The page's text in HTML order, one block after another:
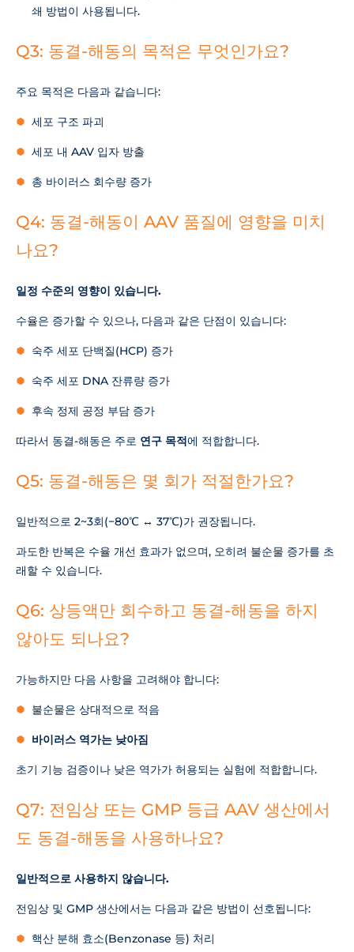
쇄 방법이 사용됩니다.
Q3: 동결-해동의 목적은 무엇인가요?
주요 목적은 다음과 같습니다:
세포 구조 파괴
세포 내 AAV 입자 방출
총 바이러스 회수량 증가
Q4: 동결-해동이 AAV 품질에 영향을 미치
나요?
일정 수준의 영향이 있습니다.
수율은 증가할 수 있으나, 다음과 같은 단점이 있습니다:
숙주 세포 단백질(HCP) 증가
숙주 세포 DNA 잔류량 증가
후속 정제 공정 부담 증가
따라서 동결-해동은 주로 연구 목적에 적합합니다.
Q5: 동결-해동은 몇 회가 적절한가요?
일반적으로 2~3회(−80℃ ↔ 37℃)가 권장됩니다.
과도한 반복은 수율 개선 효과가 없으며, 오히려 불순물 증가를 초
래할 수 있습니다.
Q6: 상등액만 회수하고 동결-해동을 하지
않아도 되나요?
가능하지만 다음 사항을 고려해야 합니다:
불순물은 상대적으로 적음
바이러스 역가는 낮아짐
초기 기능 검증이나 낮은 역가가 허용되는 실험에 적합합니다.
Q7: 전임상 또는 GMP 등급 AAV 생산에서
도 동결-해동을 사용하나요?
일반적으로 사용하지 않습니다.
전임상 및 GMP 생산에서는 다음과 같은 방법이 선호됩니다:
핵산 분해 효소(Benzonase 등) 처리